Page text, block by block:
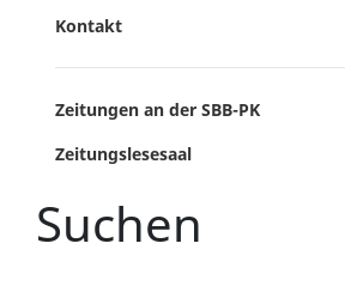
Kontakt
Zeitungen an der SBB-PK
Zeitungslesesaal
Suchen